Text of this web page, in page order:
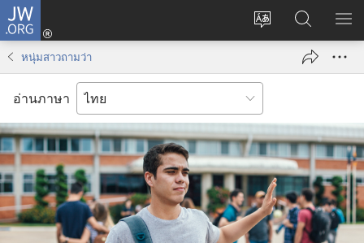
JW.ORG
เปลี่ยน
เข้า
(เปิด
ใหม่)
ค้นหา
ใน
JW.ORG
แส
หนุ่มสาวถามว่า
อ่านภาษา